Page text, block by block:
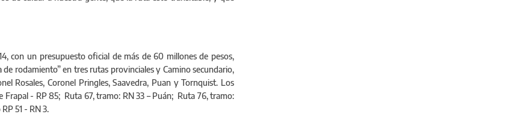
con un presupuesto oficial de más de 60 millones de pesos,
rodamiento” en tres rutas provinciales y Camino secundario,
Rosales, Coronel Pringles, Saavedra, Puan y Tornquist. Los
Frapal - RP 85; Ruta 67, tramo: RN 33 – Puán; Ruta 76, tramo:
51 - RN 3.